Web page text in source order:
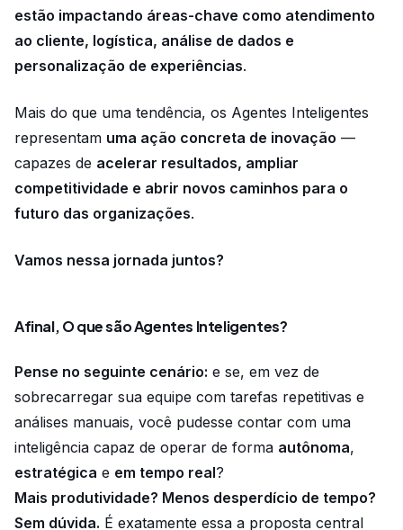
estão impactando áreas-chave como atendimento
ao cliente, logística, análise de dados e
personalização de experiências.
Mais do que uma tendência, os Agentes Inteligentes
representam uma ação concreta de inovação —
capazes de acelerar resultados, ampliar
competitividade e abrir novos caminhos para o
futuro das organizações.
Vamos nessa jornada juntos?
Afinal, O que são Agentes Inteligentes?
Pense no seguinte cenário: e se, em vez de
sobrecarregar sua equipe com tarefas repetitivas e
análises manuais, você pudesse contar com uma
inteligência capaz de operar de forma autônoma,
estratégica e em tempo real?
Mais produtividade? Menos desperdício de tempo?
Sem dúvida. É exatamente essa a proposta central